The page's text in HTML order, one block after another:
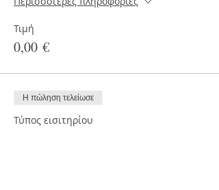
Τιμή
0,00 €
Η πώληση τελείωσε
Τύπος εισιτηρίου